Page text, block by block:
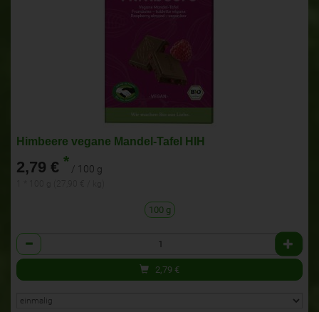
Himbeere vegane Mandel-Tafel HIH
2,79 € * / 100 g
100 g
Anzahl
2,79 €